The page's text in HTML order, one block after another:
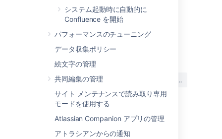
システム起動時に自動的に
Confluence を開始
パフォーマンスのチューニング
データ収集ポリシー
絵文字の管理
共同編集の管理
サイト メンテナンスで読み取り専用
モードを使用する
Atlassian Companion アプリの管理
アトラシアンからの通知
最終更新日: 2024 年 2 月 8 日
この内容はお役に立ちました
いいえ
このセクションの項目